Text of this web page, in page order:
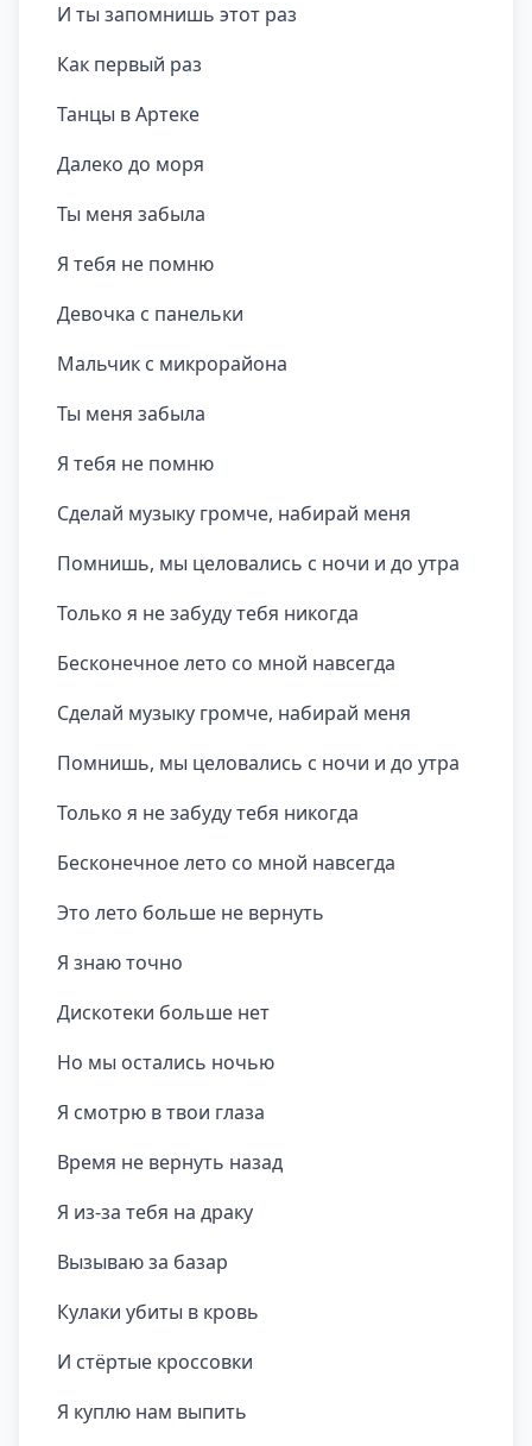
И ты запомнишь этот раз
Как первый раз
Танцы в Артеке
Далеко до моря
Ты меня забыла
Я тебя не помню
Девочка с панельки
Мальчик с микрорайона
Ты меня забыла
Я тебя не помню
Сделай музыку громче, набирай меня
Помнишь, мы целовались с ночи и до утра
Только я не забуду тебя никогда
Бесконечное лето со мной навсегда
Сделай музыку громче, набирай меня
Помнишь, мы целовались с ночи и до утра
Только я не забуду тебя никогда
Бесконечное лето со мной навсегда
Это лето больше не вернуть
Я знаю точно
Дискотеки больше нет
Но мы остались ночью
Я смотрю в твои глаза
Время не вернуть назад
Я из-за тебя на драку
Вызываю за базар
Кулаки убиты в кровь
И стёртые кроссовки
Я куплю нам выпить